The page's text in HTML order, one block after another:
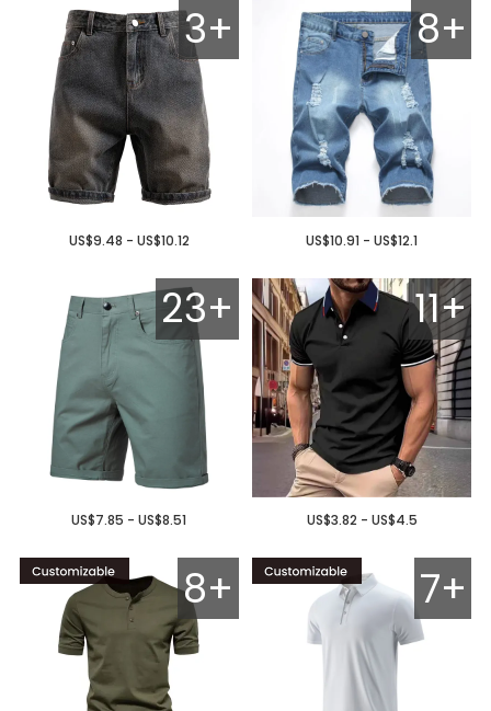
3+
US$9.48 - US$10.12
8+
US$10.91 - US$12.1
23+
US$7.85 - US$8.51
11+
US$3.82 - US$4.5
8+ 7+